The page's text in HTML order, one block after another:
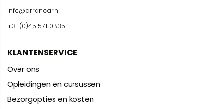
info@arrancar.nl
+31 (0)45 571 0835
KLANTENSERVICE
Over ons
Opleidingen en cursussen
Bezorgopties en kosten